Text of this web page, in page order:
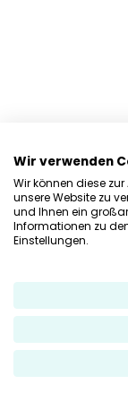
Wir verwenden
Wir können diese
unsere Website zu
und Ihnen ein
Informationen zu
Einstellungen.